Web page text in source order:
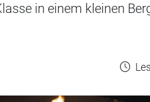
in einem kleinen